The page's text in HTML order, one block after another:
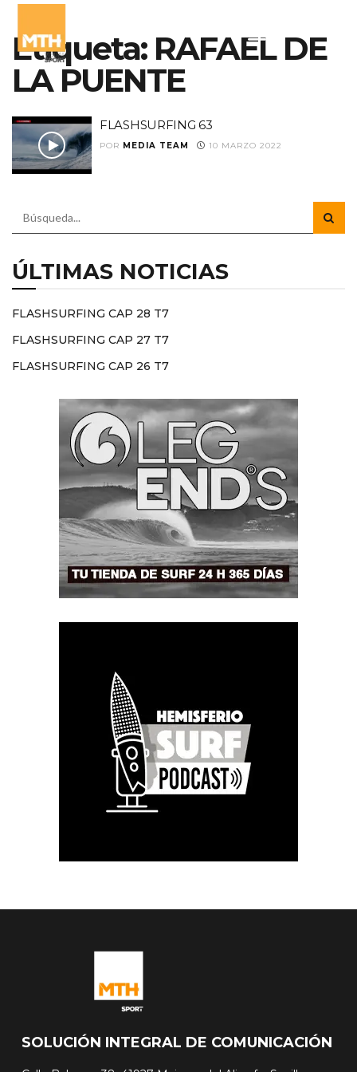
Etiqueta: RAFAEL DE
LA PUENTE
FLASHSURFING 63
POR MEDIA TEAM 10 MARZO 2022
ÚLTIMAS NOTICIAS
FLASHSURFING CAP 28 T7
FLASHSURFING CAP 27 T7
FLASHSURFING CAP 26 T7
SOLUCIÓN INTEGRAL DE COMUNICACIÓN